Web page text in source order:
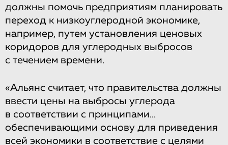
должны помочь предприятиям планировать
переход к низкоуглеродной экономике,
например, путем установления ценовых
коридоров для углеродных выбросов
с течением времени.
«Альянс считает, что правительства должны
ввести цены на выбросы углерода
в соответствии с принципами...
обеспечивающими основу для приведения
всей экономики в соответствие с целями